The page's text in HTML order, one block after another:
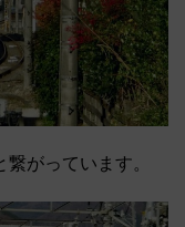
がっています。